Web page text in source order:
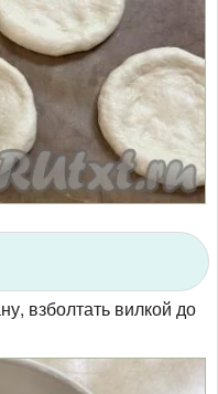
взболтать вилкой до